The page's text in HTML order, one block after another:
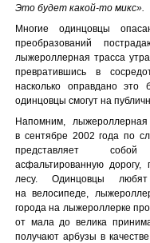
Это будет какой-то микс».
Многие одинцовцы
преобразований
лыжероллерная трасса
превратившись в
насколько оправдано это
одинцовцы смогут на
Напомним,
в сентябре 2002 года по
представляет собой
асфальтированную
лесу. Одинцовцы
на велосипеде,
города на лыжероллерке
от мала до велика
получают арбузы в